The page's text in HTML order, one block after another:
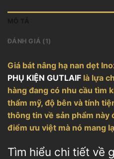
ĐÁNH GIÁ (1)
Giá bát nâng hạ nan dẹt
PHỤ KIỆN GUTLAIF là lựa
hàng đang có nhu cầu tìm
thẩm mỹ, độ bên và tính
thông tin về sản phẩm này
điểm ưu việt mà nó mang
Tìm hiểu chi tiết về